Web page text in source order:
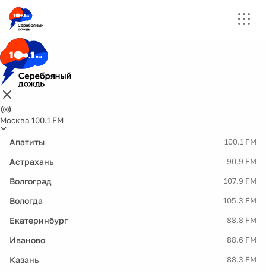
Москва 100.1 FM
Апатиты 100.1 FM
Астрахань 90.9 FM
Волгоград 107.9 FM
Вологда 105.3 FM
Екатеринбург 88.8 FM
Иваново 88.6 FM
Казань 88.3 FM